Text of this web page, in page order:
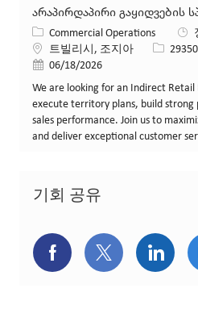
არაპირდაპირი გაყიდვების
카테고리
Commercial Operations
위치트빌리시, 조지아 Job ID29350
게시일06/18/2026
We are looking for an Indirect Retail
execute territory plans, build strong
sales performance. Join us to
and deliver exceptional customer
기회 공유
페이스북을 통해
트위터를 통
링크